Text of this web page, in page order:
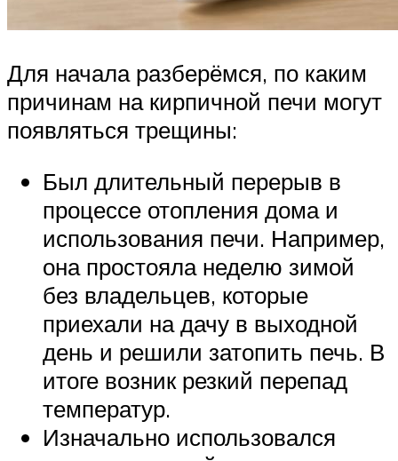
Для начала разберёмся, по каким
причинам на кирпичной печи могут
появляться трещины:
Был длительный перерыв в
процессе отопления дома и
использования печи. Например,
она простояла неделю зимой
без владельцев, которые
приехали на дачу в выходной
день и решили затопить печь. В
итоге возник резкий перепад
температур.
Изначально использовался